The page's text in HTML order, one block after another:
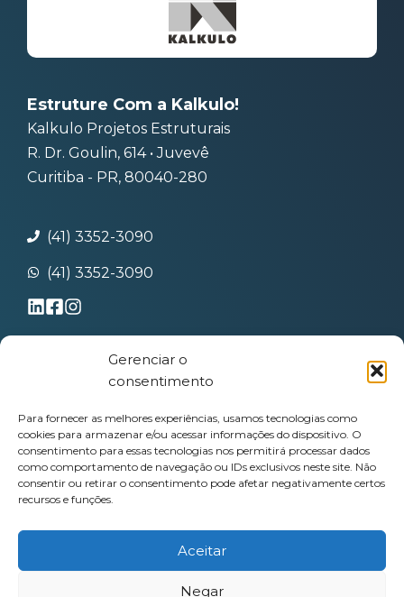
Gerenciar o
consentimento
Para fornecer as melhores experiências, usamos tecnologias como
cookies para armazenar e/ou acessar informações do dispositivo. O
consentimento para essas tecnologias nos permitirá processar dados
como comportamento de navegação ou IDs exclusivos neste site. Não
consentir ou retirar o consentimento pode afetar negativamente certos
recursos e funções.
Aceitar
Negar
Estruture Com a Kalkulo!
Kalkulo Projetos Estruturais
R. Dr. Goulin, 614 • Juvevê
Curitiba - PR, 80040-280
(41) 3352-3090
(41) 3352-3090
Termos de uso
Política de Privacidade
Contato
© Copyright 2025 Kalkulo Projetos
Estruturais • Todos os direitos
reservados